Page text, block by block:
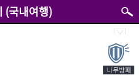
(국내여행)